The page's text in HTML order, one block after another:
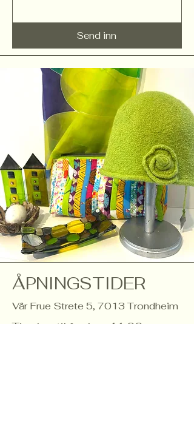
Send inn
ÅPNINGSTIDER
Vår Frue Strete 5, 7013 Trondheim
Tirsdag til fredag:
11.00 -